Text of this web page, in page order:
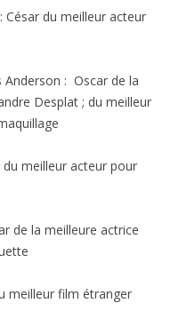
César du meilleur acteur
Anderson : Oscar de la
Desplat ; du meilleur
meilleur acteur pour
de la meilleure actrice
meilleur film étranger